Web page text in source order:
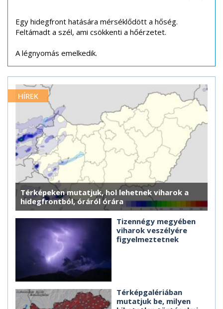
Egy hidegfront hatására mérséklődött a hőség.
Feltámadt a szél, ami csökkenti a hőérzetet.
A légnyomás emelkedik.
HÍREK
Térképeken mutatjuk, hol lehetnek viharok a
hidegfrontból, óráról órára
Tizennégy megyében
viharok veszélyére
figyelmeztetnek
Térképgalériában
mutatjuk be, milyen